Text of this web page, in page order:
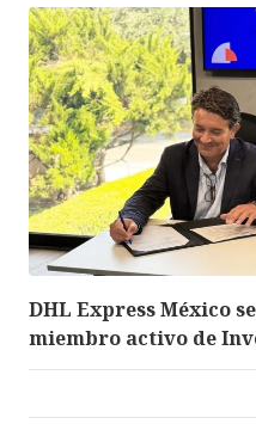
DHL Express México
miembro activo de